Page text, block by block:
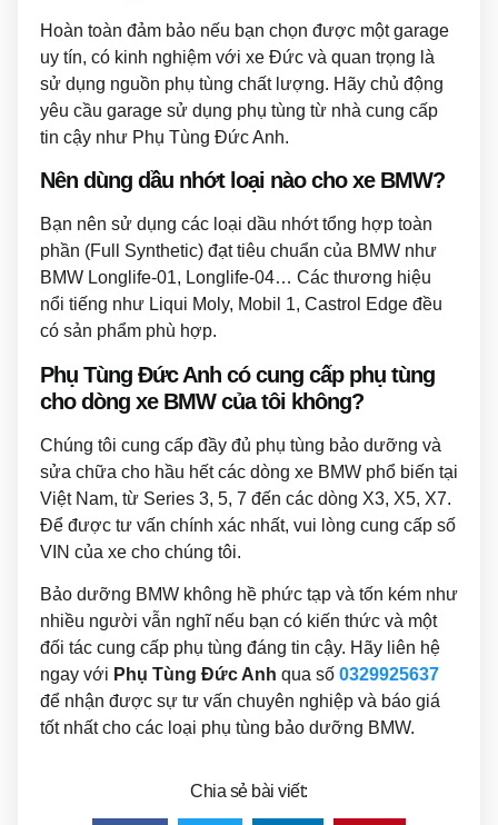
Hoàn toàn đảm bảo nếu bạn chọn được một garage
uy tín, có kinh nghiệm với xe Đức và quan trọng là
sử dụng nguồn phụ tùng chất lượng. Hãy chủ động
yêu cầu garage sử dụng phụ tùng từ nhà cung cấp
tin cậy như Phụ Tùng Đức Anh.
Nên dùng dầu nhớt loại nào cho xe BMW?
Bạn nên sử dụng các loại dầu nhớt tổng hợp toàn
phần (Full Synthetic) đạt tiêu chuẩn của BMW như
BMW Longlife-01, Longlife-04… Các thương hiệu
nổi tiếng như Liqui Moly, Mobil 1, Castrol Edge đều
có sản phẩm phù hợp.
Phụ Tùng Đức Anh có cung cấp phụ tùng
cho dòng xe BMW của tôi không?
Chúng tôi cung cấp đầy đủ phụ tùng bảo dưỡng và
sửa chữa cho hầu hết các dòng xe BMW phổ biến tại
Việt Nam, từ Series 3, 5, 7 đến các dòng X3, X5, X7.
Để được tư vấn chính xác nhất, vui lòng cung cấp số
VIN của xe cho chúng tôi.
Bảo dưỡng BMW không hề phức tạp và tốn kém như
nhiều người vẫn nghĩ nếu bạn có kiến thức và một
đối tác cung cấp phụ tùng đáng tin cậy. Hãy liên hệ
ngay với Phụ Tùng Đức Anh qua số 0329925637
để nhận được sự tư vấn chuyên nghiệp và báo giá
tốt nhất cho các loại phụ tùng bảo dưỡng BMW.
Chia sẻ bài viết: